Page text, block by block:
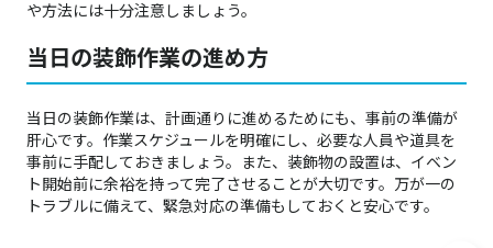
や方法には十分注意しましょう。
当日の装飾作業の進め方
当日の装飾作業は、計画通りに進めるためにも、事前の準備が
肝心です。作業スケジュールを明確にし、必要な人員や道具を
事前に手配しておきましょう。また、装飾物の設置は、イベン
ト開始前に余裕を持って完了させることが大切です。万が一の
トラブルに備えて、緊急対応の準備もしておくと安心です。